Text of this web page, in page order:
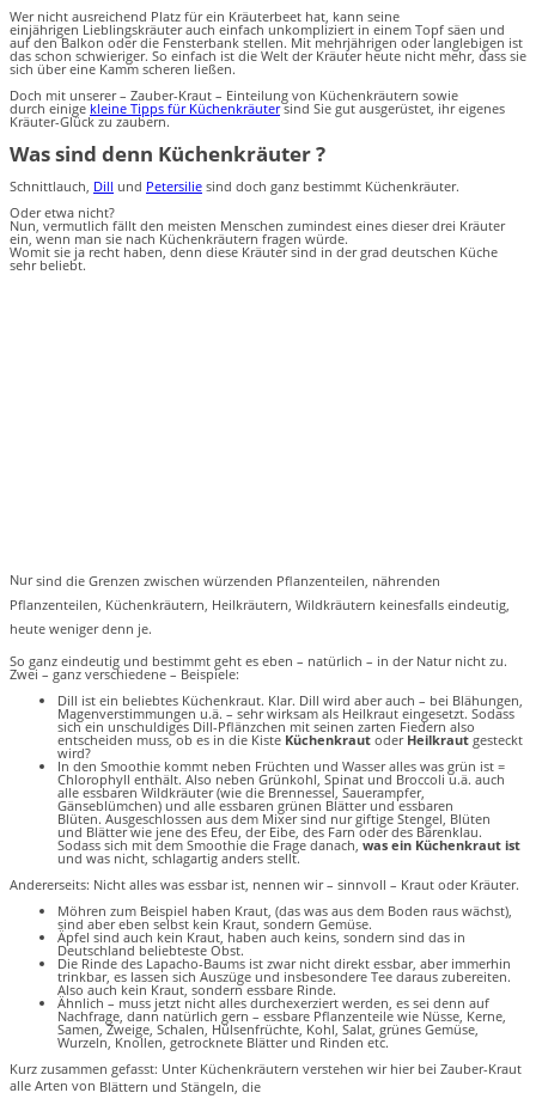
Wer nicht ausreichend Platz für ein Kräuterbeet hat, kann seine
einjährigen Lieblingskräuter auch einfach unkompliziert in einem Topf säen und
auf den Balkon oder die Fensterbank stellen. Mit mehrjährigen oder langlebigen ist
das schon schwieriger. So einfach ist die Welt der Kräuter heute nicht mehr, dass sie
sich über eine Kamm scheren ließen.
Doch mit unserer – Zauber-Kraut – Einteilung von Küchenkräutern sowie
durch einige kleine Tipps für Küchenkräutersind Sie gut ausgerüstet, ihr eigenes
Kräuter-Glück zu zaubern.
Was sind denn Küchenkräuter ?
Schnittlauch, Dill und Petersilie sind doch ganz bestimmt Küchenkräuter.
Oder etwa nicht?
Nun, vermutlich fällt den meisten Menschen zumindest eines dieser drei Kräuter
ein, wenn man sie nach Küchenkräutern fragen würde.
Womit sie ja recht haben, denn diese Kräuter sind in der grad deutschen Küche
sehr beliebt.
Nursind die Grenzen zwischen würzenden Pflanzenteilen, nährenden
Pflanzenteilen, Küchenkräutern, Heilkräutern, Wildkräutern keinesfalls eindeutig,
heute weniger denn je.
So ganz eindeutig und bestimmt geht es eben – natürlich – in der Natur nicht zu.
Zwei – ganz verschiedene – Beispiele:
Dill ist ein beliebtes Küchenkraut. Klar. Dill wird aber auch – bei Blähungen,
Magenverstimmungen u.ä. – sehr wirksam als Heilkraut eingesetzt. Sodass
sich ein unschuldiges Dill-Pflänzchen mit seinen zarten Fiedern also
entscheiden muss, ob es in die Kiste Küchenkraut oder Heilkraut gesteckt
wird?
In den Smoothie kommt neben Früchten und Wasser alles was grün ist =
Chlorophyll enthält. Also neben Grünkohl, Spinat und Broccoli u.ä. auch
alle essbaren Wildkräuter (wie die Brennessel, Sauerampfer,
Gänseblümchen) und alle essbaren grünen Blätter und essbaren
Blüten. Ausgeschlossen aus dem Mixer sind nur giftige Stengel, Blüten
und Blätter wie jene des Efeu, der Eibe, des Farn oder des Bärenklau.
Sodass sich mit dem Smoothie die Frage danach, was ein Küchenkraut ist
und was nicht, schlagartig anders stellt.
Andererseits: Nicht alles was essbar ist, nennen wir – sinnvoll – Kraut oder Kräuter.
Möhren zum Beispiel haben Kraut, (das was aus dem Boden raus wächst),
sind aber eben selbst kein Kraut, sondern Gemüse.
Äpfel sind auch kein Kraut, haben auch keins, sondern sind das in
Deutschland beliebteste Obst.
Die Rinde des Lapacho-Baums ist zwar nicht direkt essbar, aber immerhin
trinkbar, es lassen sich Auszüge und insbesondere Tee daraus zubereiten.
Also auch kein Kraut, sondern essbare Rinde.
Ähnlich – muss jetzt nicht alles durchexerziert werden, es sei denn auf
Nachfrage, dann natürlich gern – essbare Pflanzenteile wie Nüsse, Kerne,
Samen, Zweige, Schalen, Hülsenfrüchte, Kohl, Salat, grünes Gemüse,
Wurzeln, Knollen, getrocknete Blätter und Rinden etc.
Kurz zusammen gefasst: Unter Küchenkräutern verstehen wir hier bei Zauber-Kraut
alle Arten von Blättern und Stängeln, die